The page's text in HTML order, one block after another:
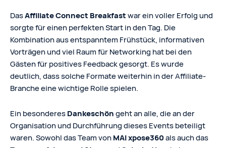
DasAffiliate Connect Breakfastwar ein voller Erfolg und
sorgte für einen perfekten Start in den Tag. Die
Kombination aus entspanntem Frühstück, informativen
Vorträgen und viel Raum für Networking hat bei den
Gästen für positives Feedback gesorgt. Es wurde
deutlich, dass solche Formate weiterhin in der Affiliate-
Branche eine wichtige Rolle spielen.
Ein besonderesDankeschöngeht an alle, die an der
Organisation und Durchführung dieses Events beteiligt
waren. Sowohl das Team vonMAI xpose360als auch das